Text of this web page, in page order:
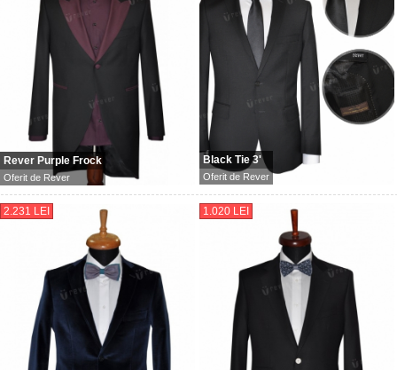
Rever Purple Frock
Oferit de Rever
Black Tie 3'
Oferit de Rever
2.231 LEI 1.020 LEI